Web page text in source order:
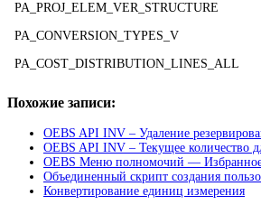
PA_PROJ_ELEM_VER_STRUCTURE
PA_CONVERSION_TYPES_V
PA_COST_DISTRIBUTION_LINES_ALL
Похожие записи:
OEBS API INV – Удаление
OEBS API INV – Текущее количество
OEBS Меню полномочий —
Объединенный скрипт создания
Конвертирование единиц измерения